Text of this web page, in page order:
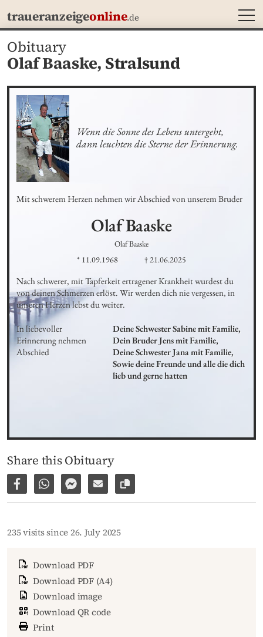
traueranzeigeonline.de
Obituary
Olaf Baaske, Stralsund
Wenn die Sonne des Lebens untergeht,
dann leuchten die Sterne der Erinnerung.
Mit schwerem Herzen nehmen wir Abschied von unserem Bruder
OlafBaaske
Olaf Baaske
* 11.09.1968
† 21.06.2025
Nach schwerer, mit Tapferkeit ertragener Krankheit wurdest du
von deinen Schmerzen erlöst. Wir werden dich nie vergessen, in
unseren Herzen lebst du weiter.
In liebevoller
Erinnerung nehmen
Abschied
Deine Schwester Sabine mit Familie,
Dein Bruder Jens mit Familie,
Deine Schwester Jana mit Familie,
Sowie deine Freunde und alle die dich
lieb und gerne hatten
Share this Obituary
Share on Facebook
Share via WhatsApp
Share via Facebook Messenger
Share via E-Mail
Copy link to page
235 visits since 26. July 2025
Download PDF
Download PDF (A4)
Download image
Download QR code
Print